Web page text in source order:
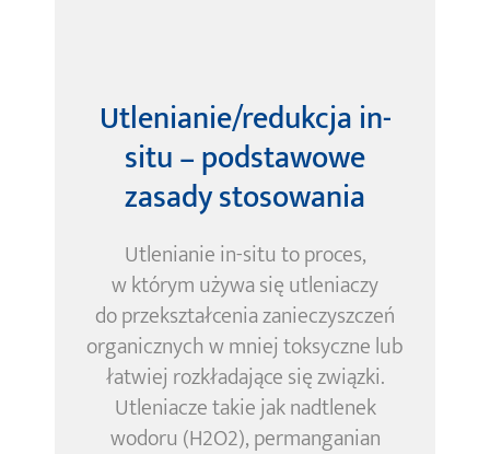
Utlenianie/redukcja in-
situ–podstawowe
zasady stosowania
Utlenianie in-situ to proces,
w którym używa się utleniaczy
do przekształcenia zanieczyszczeń
organicznych w mniej toksyczne lub
łatwiej rozkładające się związki.
Utleniacze takie jak nadtlenek
wodoru (H2O2), permanganian